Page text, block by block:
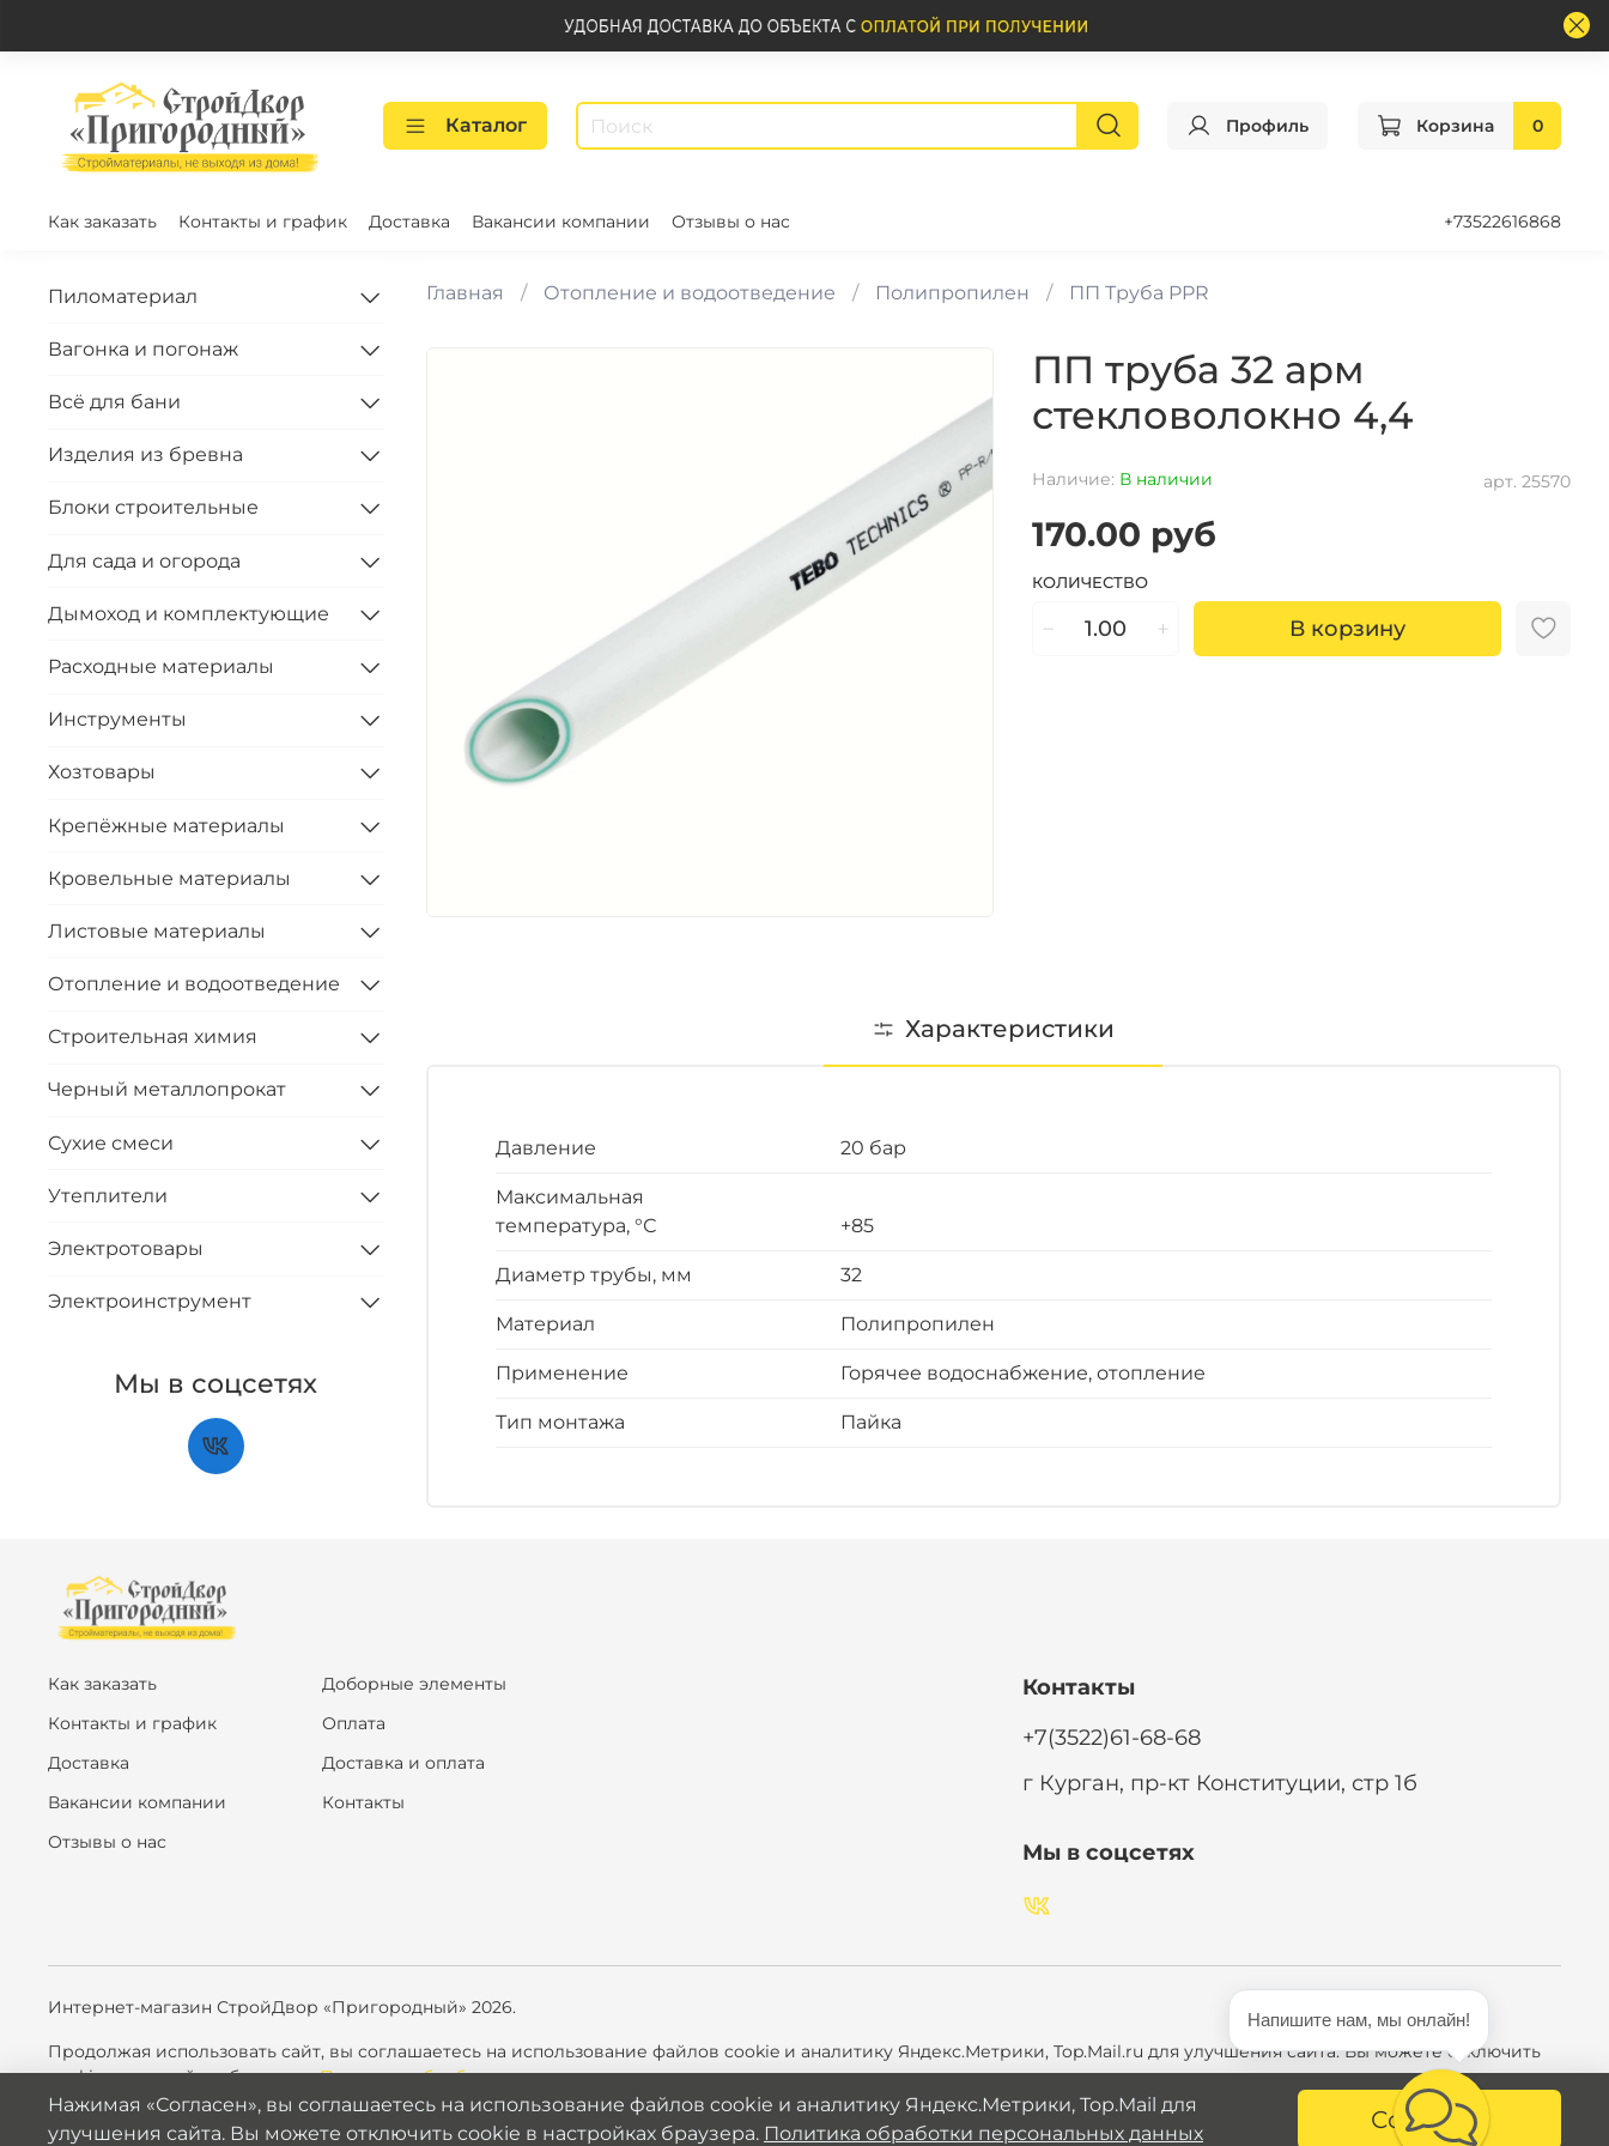
Каталог Профиль Корзина 0
Как заказать Контакты и график Доставка Вакансии компании Отзывы о нас +73522616868
Главная Отопление и водоотведение Полипропилен ПП Труба PPR
арт. 25570
Наличие: В наличии
ПП труба 32 арм
стекловолокно 4,4
170.00 руб
КОЛИЧЕСТВО
В корзину
Характеристики
Давление 20 бар
Максимальная
температура, °С
+85
Диаметр трубы, мм 32
Материал Полипропилен
Применение Горячее водоснабжение, отопление
Тип монтажа Пайка
Пиломатериал
Вагонка и погонаж
Всё для бани
Изделия из бревна
Блоки строительные
Для сада и огорода
Дымоход и комплектующие
Расходные материалы
Инструменты
Хозтовары
Крепёжные материалы
Кровельные материалы
Листовые материалы
Отопление и водоотведение
Строительная химия
Черный металлопрокат
Сухие смеси
Утеплители
Электротовары
Электроинструмент
Мы в соцсетях
Как заказать
Контакты и график
Доставка
Вакансии компании
Отзывы о нас
Доборные элементы
Оплата
Доставка и оплата
Контакты
Контакты
+7(3522)61-68-68
г Курган, пр-кт Конституции, стр 1б
Мы в соцсетях
Интернет-магазин СтройДвор «Пригородный» 2026.
Продолжая использовать сайт, вы соглашаетесь на использование файлов cookie и аналитику Яндекс.Метрики, Top.Mail.ru для улучшения сайта. Вы можете отключить
cookie в настройках браузера.Политика обработки персональных данных
Нажимая «Согласен», вы соглашаетесь на использование файлов cookie и аналитику Яндекс.Метрики, Top.Mail для
улучшения сайта. Вы можете отключить cookie в настройках браузера. Политика обработки персональных данных Согласен
Напишите нам, мы онлайн!